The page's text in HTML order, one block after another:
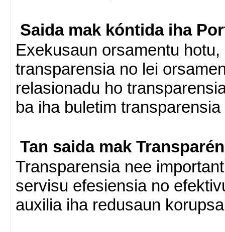
Saida mak kóntida iha
Exekusaun orsamentu
transparensia no lei
relasionadu ho
ba iha buletim transparensia
Tan saida mak
Transparensia nee
servisu efesiensia no
auxilia iha redusaun